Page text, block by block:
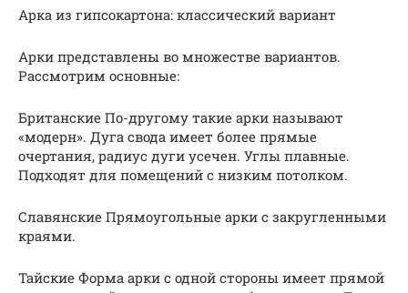
Арка из гипсокартона: классический вариант
Арки представлены во множестве вариантов.
Рассмотрим основные:
Британские По-другому такие арки называют
«модерн». Дуга свода имеет более прямые
очертания, радиус дуги усечен. Углы плавные.
Подходят для помещений с низким потолком.
Славянские Прямоугольные арки с закругленными
краями.
Тайские Форма арки с одной стороны имеет прямой